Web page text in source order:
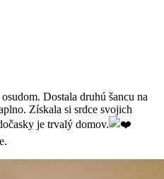
Dostala druhú šancu na
Získala si srdce svojich
je trvalý domov.